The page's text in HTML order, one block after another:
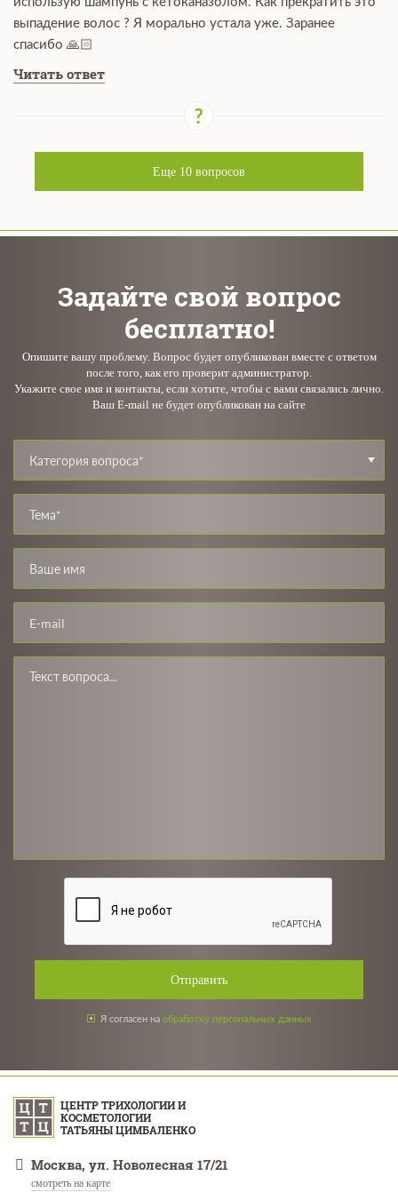
выпадение волос ? Я морально устала уже. Заранее
спасибо 🙏🏻
Читать ответ
Еще 10 вопросов
Задайте свой вопрос
бесплатно!
Опишите вашу проблему. Вопрос будет опубликован вместе с ответом
после того, как его проверит администратор.
Укажите свое имя и контакты, если хотите, чтобы с вами связались лично.
Ваш E-mail не будет опубликован на сайте
Категория вопроса*
Отправить
Я согласен на обработку персональных данных
ЦЕНТР ТРИХОЛОГИИ И
КОСМЕТОЛОГИИ
ТАТЬЯНЫ ЦИМБАЛЕНКО
Москва, ул. Новолесная 17/21
смотреть на карте